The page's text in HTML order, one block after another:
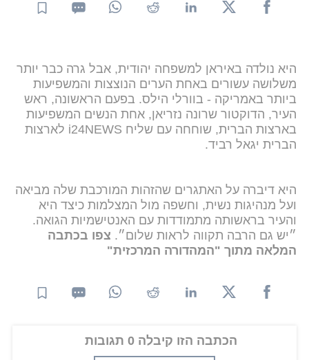
היא נולדה באיראן למשפחה יהודית, אבל גרה כבר יותר
משלושה עשורים באחת הערים הנוצצות והמשפיעות
ביותר באמריקה - בוורלי הילס. בפעם הראשונה, ראש
העיר, הדוקטור שרונה נזריאן, אחת הנשים המשפיעות
בארצות הברית, שוחחה עם שליח i24NEWS לארצות
הברית יגאל רביד.
היא דיברה על האתגרים שהזהות המורכבת שלה מביאה
ועל מנהיגות נשית, וחשפה מול המצלמות כיצד היא
והעיר בראשותה מתמודדות עם האנטישמיות הגואה.
״יש גם הרבה תקווה לראות שלום״. צפו בכתבה
המלאה מתוך "המהדורה המרכזית"
הכתבה הזו קיבלה 0 תגובות